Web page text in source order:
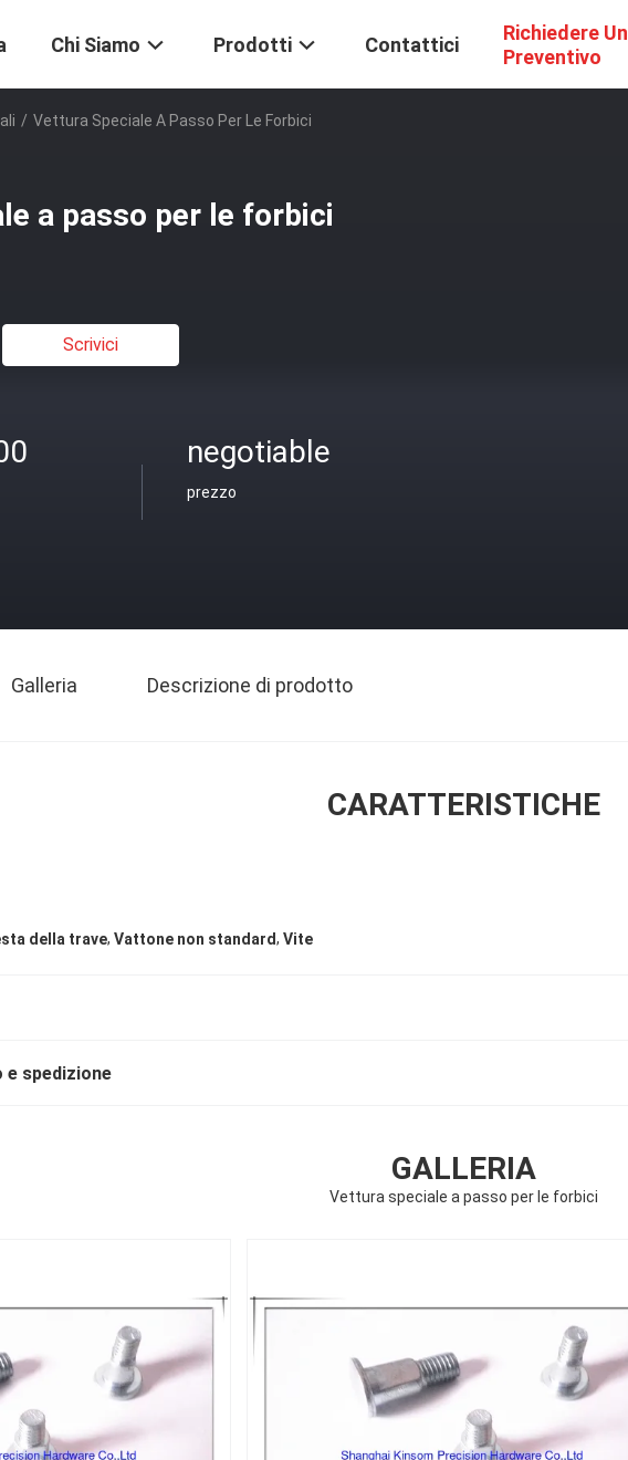
Chi Siamo Prodotti Contattici
Richiedere Un
Preventivo
/ Vettura Speciale A Passo Per Le Forbici
a passo per le forbici
Scrivici
negotiable
prezzo
Galleria Descrizione di prodotto
CARATTERISTICHE
della trave, Vattone non standard, Vite
e spedizione
GALLERIA
Vettura speciale a passo per le forbici